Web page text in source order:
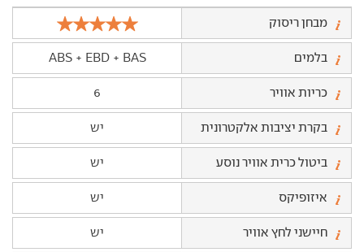
מבחן ריסוק
בלמים ABS + EBD + BAS
כריות אוויר 6
בקרת יציבות אלקטרונית יש
ביטול כרית אוויר נוסע יש
איזופיקס יש
חיישני לחץ אוויר יש